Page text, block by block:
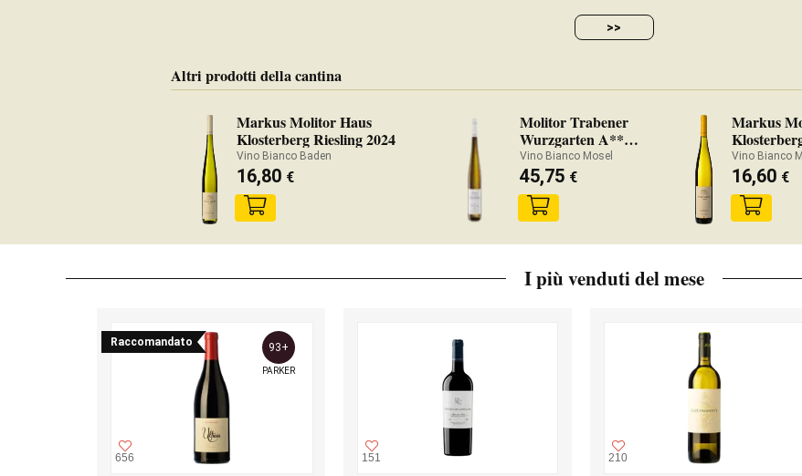
>>
Altri prodotti della cantina
Markus Molitor Haus
Klosterberg Riesling 2024
Vino Bianco Baden
16,80 €
Molitor Trabener
Wurzgarten A**
2022
Vino Bianco Mosel
45,75 €
Markus
2023
Vino Bianco
16,60 €
I più venduti del mese
Raccomandato
656
93+
PARKER
151 210